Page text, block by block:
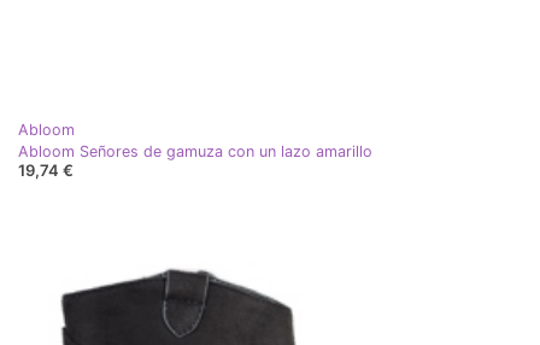
Abloom
Abloom Señores de gamuza con un lazo amarillo
19,74 €